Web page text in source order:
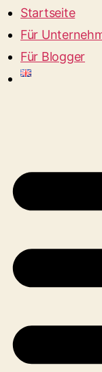
Startseite
Für
Für Blogger